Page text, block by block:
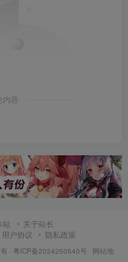
内容
站
关于站长
用户协议 隐私政策
· 粤ICP备2024250540号 · 网站地